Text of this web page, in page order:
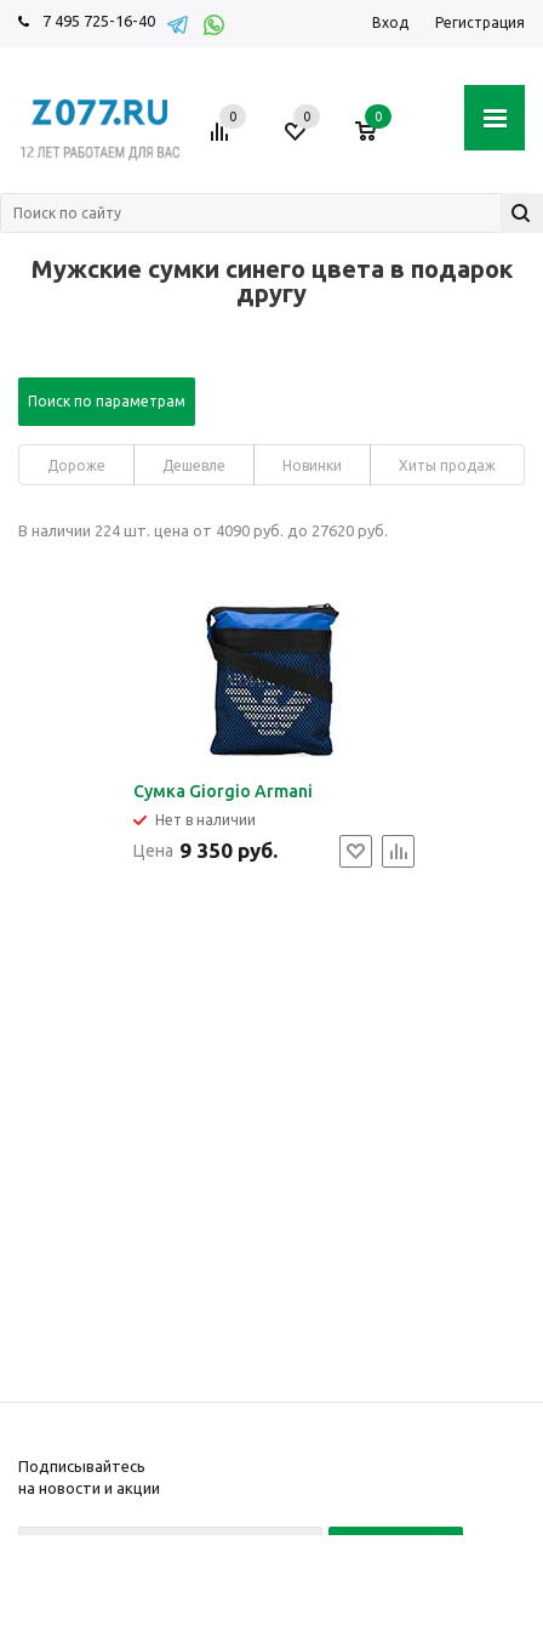
7 495 725-16-40 Вход Регистрация
0 0 0
Мужские сумки синего цвета в подарок
другу
Поиск по параметрам
Дороже Дешевле Новинки Хиты продаж
В наличии 224 шт. цена от 4090 руб. до 27620 руб.
Сумка Giorgio Armani
Нет в наличии
Цена 9 350 руб.
Подписывайтесь
на новости и акции